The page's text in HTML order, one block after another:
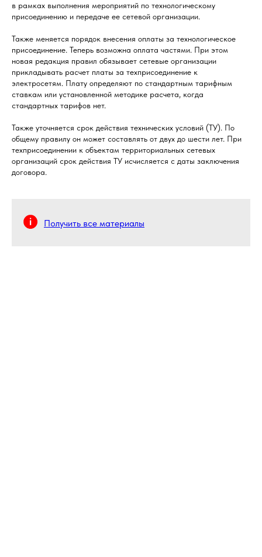
в рамках выполнения мероприятий по технологическому
присоединению и передаче ее сетевой организации.
Также меняется порядок внесения оплаты за технологическое
присоединение. Теперь возможна оплата частями. При этом
новая редакция правил обязывает сетевые организации
прикладывать расчет платы за техприсоединение к
электросетям. Плату определяют по стандартным тарифным
ставкам или установленной методике расчета, когда
стандартных тарифов нет.
Также уточняется срок действия технических условий (ТУ). По
общему правилу он может составлять от двух до шести лет. При
техприсоединении к объектам территориальных сетевых
организаций срок действия ТУ исчисляется с даты заключения
договора.
Получить все материалы